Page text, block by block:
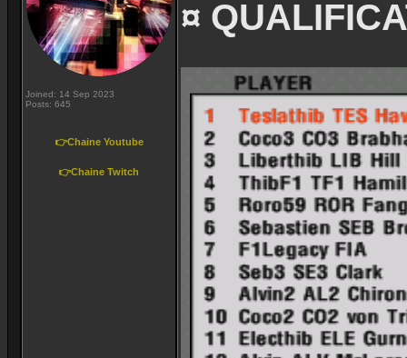
Joined: 14 Sep 2023
Posts: 645
👉Chaine Youtube
👉Chaine Twitch
¤